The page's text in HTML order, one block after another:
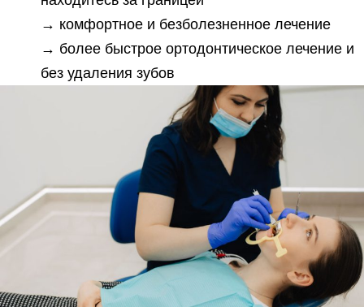
→ комфортное и безболезненное лечение
→ более быстрое ортодонтическое лечение и
без удаления зубов